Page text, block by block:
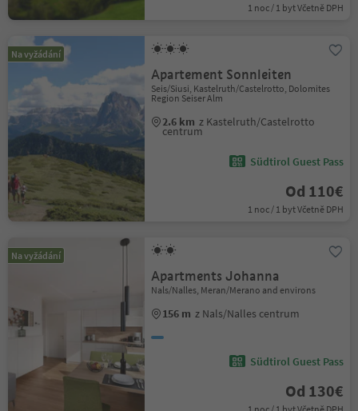
1 noc / 1 byt Včetně DPH
Na vyžádání
Apartement Sonnleiten
Seis/Siusi, Kastelruth/Castelrotto, Dolomites
Region Seiser Alm
2.6 km z Kastelruth/Castelrotto
centrum
Südtirol Guest Pass
Od 110€
1 noc / 1 byt Včetně DPH
Na vyžádání
Apartments Johanna
Nals/Nalles, Meran/Merano and environs
156 m z Nals/Nalles centrum
Südtirol Guest Pass
Od 130€